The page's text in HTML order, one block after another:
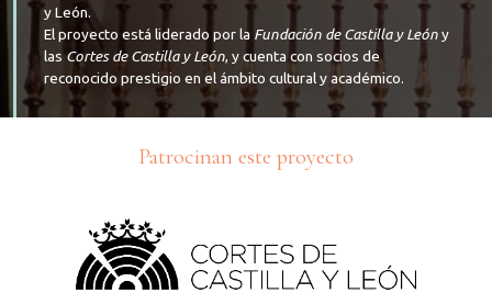
y León.
El proyecto está liderado por la Fundación de Castilla y Leóny
lasCortes de Castilla y León, y cuenta con socios de
reconocido prestigio en el ámbito cultural y académico.
Patrocinan este proyecto